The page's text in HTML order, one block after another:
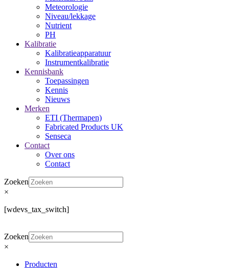
Meteorologie
Niveau/lekkage
Nutrient
PH
Kalibratie
Kalibratieapparatuur
Instrumentkalibratie
Kennisbank
Toepassingen
Kennis
Nieuws
Merken
ETI (Thermapen)
Fabricated Products UK
Senseca
Contact
Over ons
Contact
Zoeken
×
[wdevs_tax_switch]
Zoeken
×
Producten